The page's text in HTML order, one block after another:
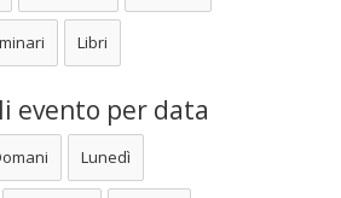
Libri
evento per data
Lunedì